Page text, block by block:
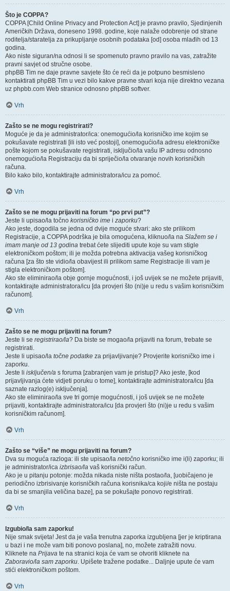
Što je COPPA?
COPPA [Child Online Privacy and Protection Act] je pravno pravilo, Sjedinjenih
Američkih Država, doneseno 1998. godine, koje nalaže odobrenje od strane
roditelja/staratelja za prikupljanje osobnih podataka [od] osoba mlađih od 13
godina.
Ako niste siguran/na odnosi li se spomenuto pravno pravilo na vas, zatražite
pravni savjet od stručne osobe.
phpBB Tim ne daje pravne savjete što će reći da je potpuno besmisleno
kontaktirati phpBB Tim u vezi bilo kakve pravne stvari koja nije direktno vezana
uz phpbb.com Web stranice odnosno phpBB softver.
Vrh
Zašto se ne mogu registrirati?
Moguće je da je administrator/ica: onemogućio/la korisničko ime kojim se
pokušavate registrirati [ili isto već postoji], onemogućio/la adresu elektroničke
pošte kojom se pokušavate registrirati, isključio/la vašu IP adresu odnosno
onemogućio/la Registraciju da bi spriječio/la otvaranje novih korisničkih
računa.
Bilo kako bilo, kontaktirajte administratora/icu za pomoć.
Vrh
Zašto se ne mogu prijaviti na forum “po prvi put”?
Jeste li upisao/la točno korisničko ime i zaporku?
Ako jeste, dogodila se jedna od dvije moguće stvari: ako ste prilikom
Registracije, a COPPA podrška je bila omogućena, kliknuo/la na Slažem se i
imam manje od 13 godina trebat ćete slijediti upute koje su vam stigle
elektroničkom poštom; ili je možda potrebna aktivacija vašeg korisničkog
računa [za što ste vidio/la obavijest ili prilikom same Registracije ili vam je
stigla elektroničkom poštom].
Ako ste eliminirao/la obje gornje mogućnosti, i još uvijek se ne možete prijaviti,
kontaktirajte administratora/icu [da provjeri što (ni)je u redu s vašim korisničkim
računom].
Vrh
Zašto se ne mogu prijaviti na forum?
Jeste li se registrirao/la? Da biste se mogao/la prijaviti na forum, trebate se
registrirati.
Jeste li upisao/la točne podatke za prijavljivanje? Provjerite korisničko ime i
zaporku.
Jeste li isključen/a s foruma [zabranjen vam je pristup]? Ako jeste, [kod
prijavljivanja ćete vidjeti poruku o tome], kontaktirajte administratora/icu [da
saznate razlog(e) isključenja].
Ako ste eliminirao/la sve tri gornje mogućnosti, i još uvijek se ne možete
prijaviti, kontaktirajte administratora/icu [da provjeri što (ni)je u redu s vašim
korisničkim računom].
Vrh
Zašto se “više” ne mogu prijaviti na forum?
Dva su moguća razloga: ili ste upisao/la netočno korisničko ime i(li) zaporku; ili
je administrator/ica izbrisao/la vaš korisnički račun.
Ako je u pitanju potonje: možda nikada niste ništa postao/la, [uobičajeno je
periodično izbrisivanje korisničkih računa korisnika/ca koji/e ništa ne postaju
da bi se smanjila veličina baze], pa se pokušajte ponovo registrirati.
Vrh
Izgubio/la sam zaporku!
Nije smak svijeta! Jest da je vaša trenutna zaporka izgubljena [jer je kriptirana
u bazi i ne može vam biti ponovo poslana], no, možete zatražiti novu.
Kliknete na Prijava te na stranici koja će vam se otvoriti kliknete na
Zaboravio/la sam zaporku. Upišete tražene podatke... Daljnje upute će vam
stići elektroničkom poštom.
Vrh